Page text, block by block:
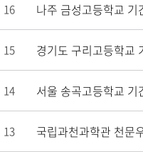
16 나주 금성고등학교 기
15 경기도 구리고등학교
14 서울 송곡고등학교 기
13 국립과천과학관 천문